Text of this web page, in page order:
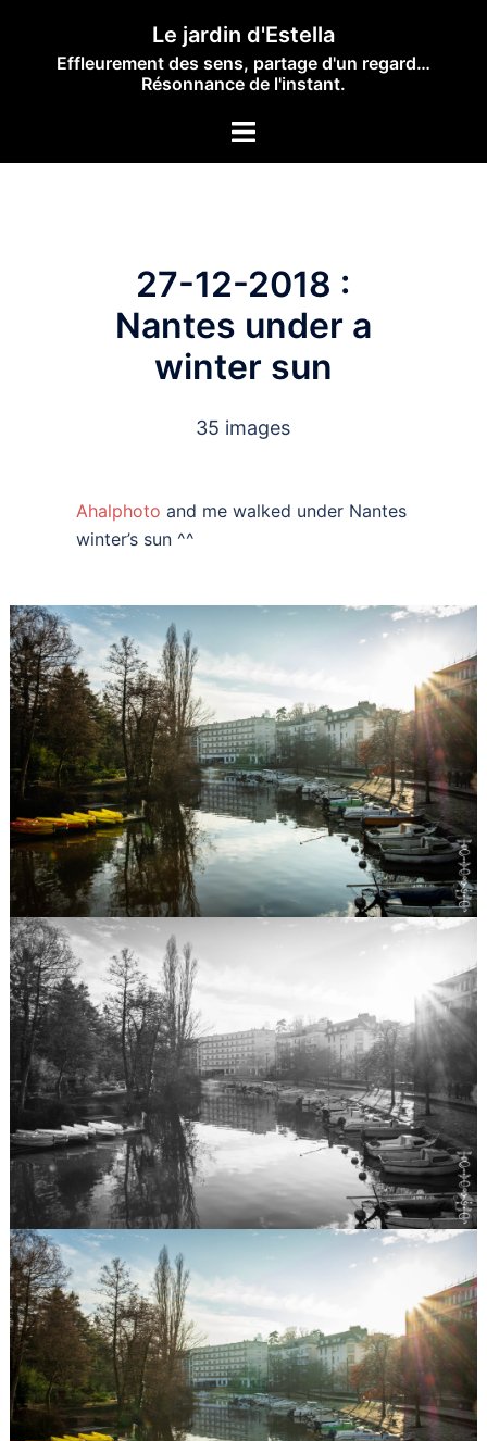
content
Le jardin d'Estella
Effleurement des sens, partage d'un regard…
Résonnance de l'instant.
Toggle
27-12-2018 :
Nantes under a
winter sun
35 images
Ahalphoto and me walked under Nantes
winter’s sun ^^